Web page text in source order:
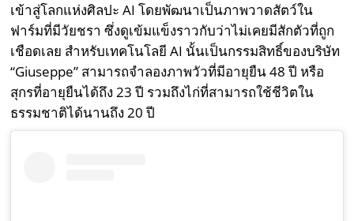
เข้าสู่โลกแห่งศิลปะ AI โดยพัฒนาเป็นภาพวาดสัตว์ใน
ฟาร์มที่มีวัยชรา ซึ่งดูเข้มแข็งราวกับว่าไม่เคยมีสักตัวที่ถูก
เชือดเลย สำหรับเทคโนโลยี AI นั้นเป็นกรรมสิทธิ์ของบริษัท
“Giuseppe” สามารถจำลองภาพวัวที่มีอายุยืน 48 ปี หรือ
สุกรที่อายุยืนได้ถึง 23 ปี รวมถึงไก่ที่สามารถใช้ชีวิตใน
ธรรมชาติได้นานถึง 20 ปี